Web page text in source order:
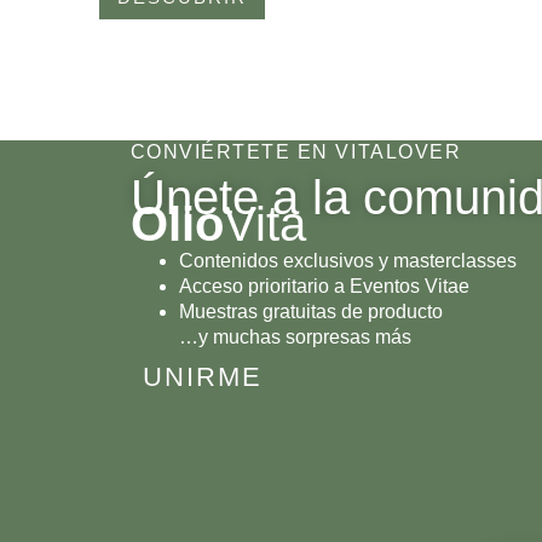
CONVIÉRTETE EN VITALOVER
Únete a la
OlioVita
Contenidos exclusivos y masterclasses
Acceso prioritario a Eventos Vitae
Muestras gratuitas de producto
…y muchas sorpresas más
UNIRME